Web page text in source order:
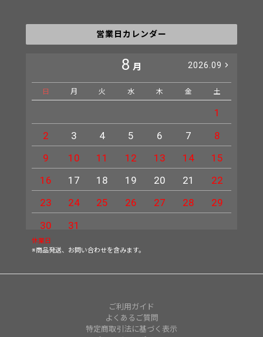
営業日カレンダー
8 月 2026.09
日 月 火 水 木 金 土
1
2
3 4 5 6 7
8
9
10 11 12 13 14
15
16
17 18 19 20 21
22
23
24 25 26 27 28
29
30
31
休業日
※商品発送、お問い合わせを含みます。
ご利用ガイド
よくあるご質問
特定商取引法に基づく表示